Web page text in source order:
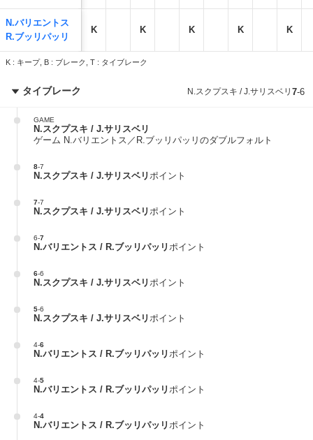
N.バリエントス
R.ブッリパッリ
K K K K K
K : キープ, B : ブレーク, T : タイブレーク
タイブレーク N.スクプスキ / J.サリスベリ 7-6
GAME
N.スクプスキ / J.サリスベリ
ゲーム N.バリエントス／R.ブッリパッリのダブルフォルト
8-7
N.スクプスキ / J.サリスベリ ポイント
7-7
N.スクプスキ / J.サリスベリ ポイント
6-7
N.バリエントス / R.ブッリパッリ ポイント
6-6
N.スクプスキ / J.サリスベリ ポイント
5-6
N.スクプスキ / J.サリスベリ ポイント
4-6
N.バリエントス / R.ブッリパッリ ポイント
4-5
N.バリエントス / R.ブッリパッリ ポイント
4-4
N.バリエントス / R.ブッリパッリ ポイント